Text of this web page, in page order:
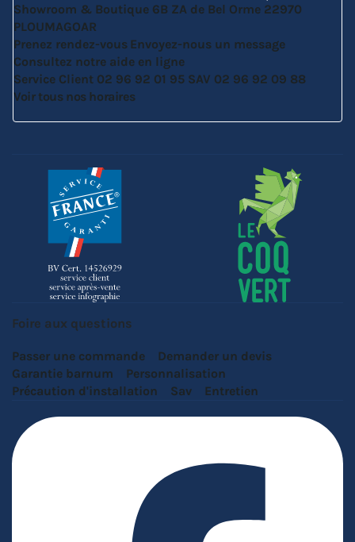
Showroom & Boutique 6B ZA de Bel Orme 22970
PLOUMAGOAR
Prenez rendez-vous Envoyez-nous un message
Consultez notre aide en ligne
Service Client 02 96 92 01 95 SAV 02 96 92 09 88
Voir tous nos horaires
Foire aux questions
Passer une commande
Demander un devis
Garantie barnum
Personnalisation
Précaution d'installation
Sav Entretien